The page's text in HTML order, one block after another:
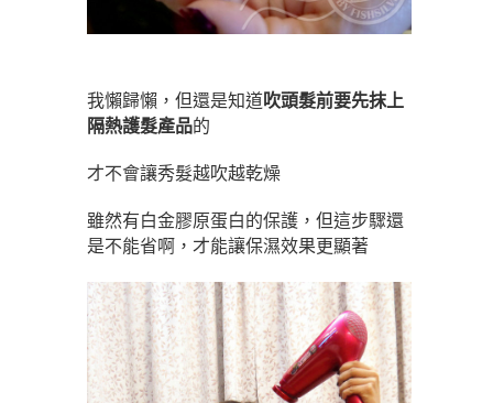
我懶歸懶，但還是知道吹頭髮前要先抹上
隔熱護髮產品的
才不會讓秀髮越吹越乾燥
雖然有白金膠原蛋白的保護，但這步驟還
是不能省啊，才能讓保濕效果更顯著